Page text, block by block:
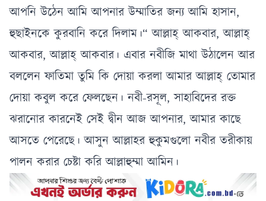
আপনি উঠেন আমি আপনার উম্মাতির জন্য আমি হাসান,
হুছাইনকে কুরবানি করে দিলাম।“ আল্লাহ্ আকবার, আল্লাহ্
আকবার, আল্লাহ্ আকবার। এবার নবীজি মাথা উঠালেন আর
বললেন ফাতিমা তুমি কি দোয়া করলা আমার আল্লাহ্ তোমার
দোয়া কবুল করে ফেলছেন। নবী-রসূল, সাহাবিদের রক্ত
ঝরানোর কারনেই সেই দ্বীন আজ আপনার, আমার কাছে
আসতে পেরেছে। আসুন আল্লাহর হুকুমগুলো নবীর তরীকায়
পালন করার চেষ্টা করি আল্লাহুম্মা আমিন।